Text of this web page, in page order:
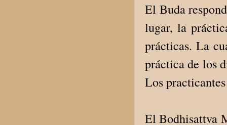
El Buda
lugar, la
prácticas. La
práctica de los
Los
El Bodhisattva